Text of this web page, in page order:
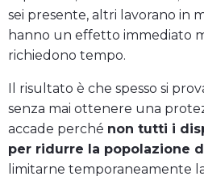
sei presente, altri lavorano in
hanno un effetto immediato
richiedono tempo.
Il risultato è che spesso si
senza mai ottenere una
accade perché non tutti i
per ridurre la popolazione
limitarne temporaneamente